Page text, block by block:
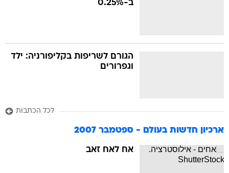
ב-0.25%
הגורם לשריפות בקליפורניה: ילד
וגפרורים
לכל הכתבות
ארכיון חדשות בעולם - ספטמבר 2007
אח לאח זאב